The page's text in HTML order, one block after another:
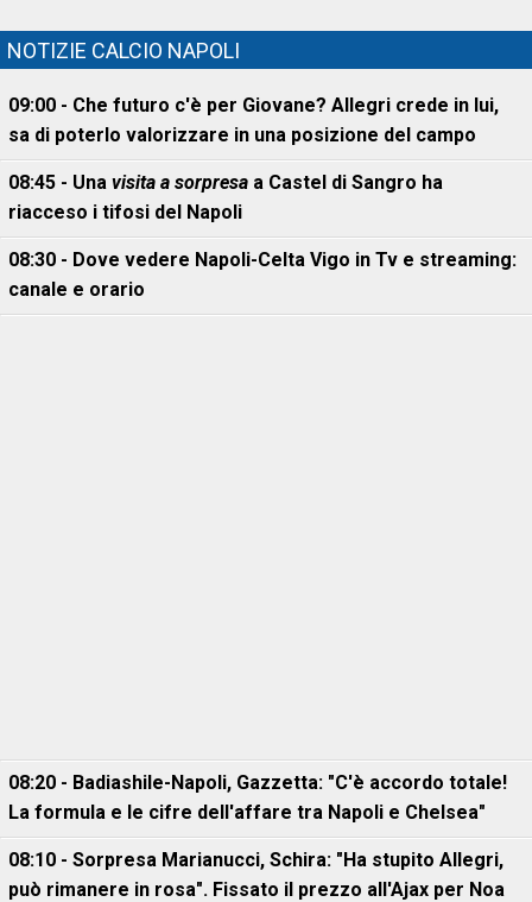
NOTIZIE CALCIO NAPOLI
09:00 - Che futuro c'è per Giovane? Allegri crede in lui,
sa di poterlo valorizzare in una posizione del campo
08:45 - Una visita a sorpresa a Castel di Sangro ha
riacceso i tifosi del Napoli
08:30 - Dove vedere Napoli-Celta Vigo in Tv e streaming:
canale e orario
08:20 - Badiashile-Napoli, Gazzetta: "C'è accordo totale!
La formula e le cifre dell'affare tra Napoli e Chelsea"
08:10 - Sorpresa Marianucci, Schira: "Ha stupito Allegri,
può rimanere in rosa". Fissato il prezzo all'Ajax per Noa